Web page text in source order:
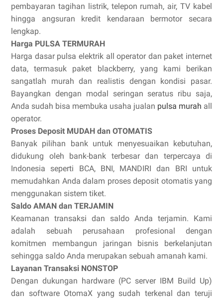
pembayaran tagihan listrik, telepon rumah, air, TV kabel
hingga angsuran kredit kendaraan bermotor secara
lengkap.
Harga PULSA TERMURAH
Harga dasar pulsa elektrik all operator dan paket internet
data, termasuk paket blackberry, yang kami berikan
sangatlah murah dan realistis dengan kondisi pasar.
Bayangkan dengan modal seringan seratus ribu saja,
Anda sudah bisa membuka usaha jualan pulsa murah all
operator.
Proses Deposit MUDAH dan OTOMATIS
Banyak pilihan bank untuk menyesuaikan kebutuhan,
didukung oleh bank-bank terbesar dan terpercaya di
Indonesia seperti BCA, BNI, MANDIRI dan BRI untuk
memudahkan Anda dalam proses deposit otomatis yang
menggunakan sistem tiket.
Saldo AMAN dan TERJAMIN
Keamanan transaksi dan saldo Anda terjamin. Kami
adalah sebuah perusahaan profesional dengan
komitmen membangun jaringan bisnis berkelanjutan
sehingga saldo Anda merupakan sebuah amanah kami.
Layanan Transaksi NONSTOP
Dengan dukungan hardware (PC server IBM Build Up)
dan software OtomaX yang sudah terkenal dan teruji